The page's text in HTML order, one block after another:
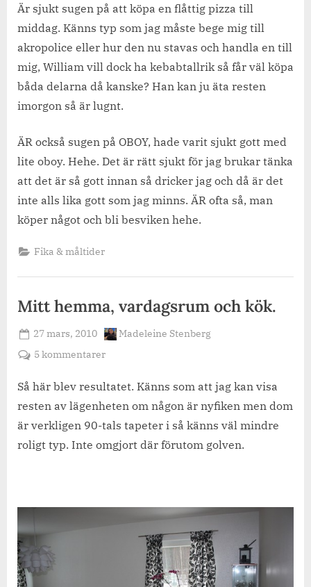
sug
Är sjukt sugen på att köpa en flåttig pizza till
middag. Känns typ som jag måste bege mig till
akropolice eller hur den nu stavas och handla en till
mig, William vill dock ha kebabtallrik så får väl köpa
båda delarna då kanske? Han kan ju äta resten
imorgon så är lugnt.
ÄR också sugen på OBOY, hade varit sjukt gott med
lite oboy. Hehe. Det är rätt sjukt för jag brukar tänka
att det är så gott innan så dricker jag och då är det
inte alls lika gott som jag minns. ÄR ofta så, man
köper något och bli besviken hehe.
Fika & måltider
Mitt hemma, vardagsrum och kök.
Posted
on
27 mars, 2010 By
Madeleine Stenberg
5 kommentarertill
hemma,
vardagsrum
kök.
Så här blev resultatet. Känns som att jag kan visa
resten av lägenheten om någon är nyfiken men dom
är verkligen 90-tals tapeter i så känns väl mindre
roligt typ. Inte omgjort där förutom golven.